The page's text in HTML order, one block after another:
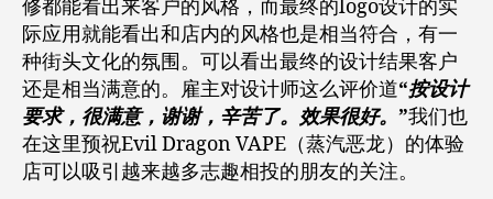
修都能看出来客户的风格，而最终的logo设计的实
际应用就能看出和店内的风格也是相当符合，有一
种街头文化的氛围。可以看出最终的设计结果客户
还是相当满意的。雇主对设计师这么评价道“按设计
要求，很满意，谢谢，辛苦了。效果很好。 ”我们也
在这里预祝Evil Dragon VAPE（蒸汽恶龙）的体验
店可以吸引越来越多志趣相投的朋友的关注。